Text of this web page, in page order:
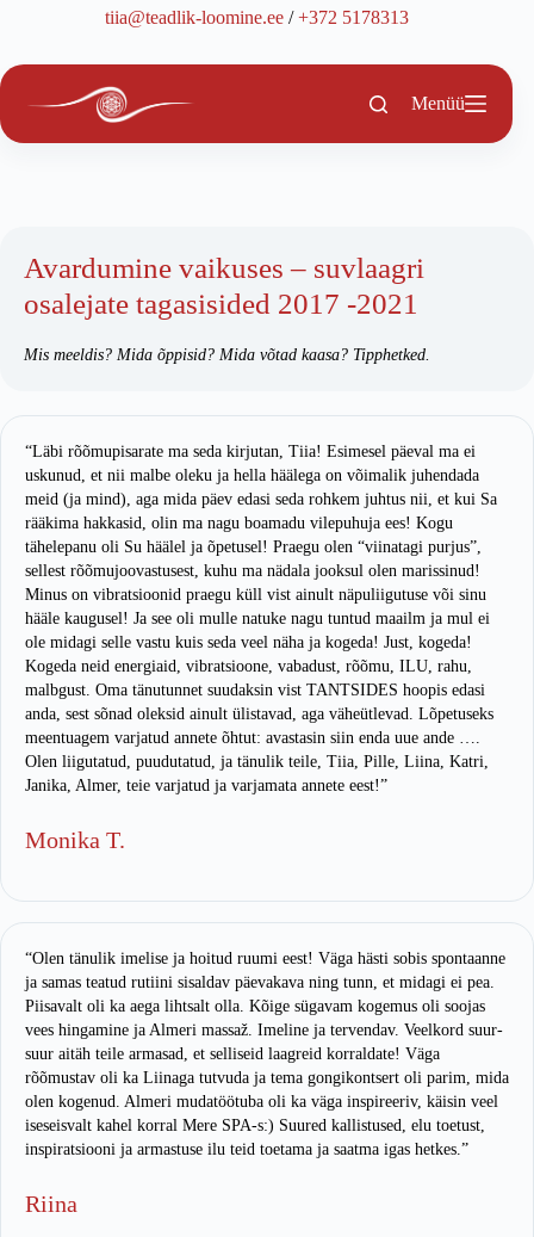
tiia@teadlik-loomine.ee/+372 5178313
Menüü
Avardumine vaikuses – suvlaagri
osalejate tagasisided 2017 -2021
Mis meeldis? Mida õppisid? Mida võtad kaasa? Tipphetked.
“Läbi rõõmupisarate ma seda kirjutan, Tiia! Esimesel päeval ma ei
uskunud, et nii malbe oleku ja hella häälega on võimalik juhendada
meid (ja mind), aga mida päev edasi seda rohkem juhtus nii, et kui Sa
rääkima hakkasid, olin ma nagu boamadu vilepuhuja ees! Kogu
tähelepanu oli Su häälel ja õpetusel! Praegu olen “viinatagi purjus”,
sellest rõõmujoovastusest, kuhu ma nädala jooksul olen marissinud!
Minus on vibratsioonid praegu küll vist ainult näpuliigutuse või sinu
hääle kaugusel! Ja see oli mulle natuke nagu tuntud maailm ja mul ei
ole midagi selle vastu kuis seda veel näha ja kogeda! Just, kogeda!
Kogeda neid energiaid, vibratsioone, vabadust, rõõmu, ILU, rahu,
malbgust. Oma tänutunnet suudaksin vist TANTSIDES hoopis edasi
anda, sest sõnad oleksid ainult ülistavad, aga väheütlevad. Lõpetuseks
meentuagem varjatud annete õhtut: avastasin siin enda uue ande ….
Olen liigutatud, puudutatud, ja tänulik teile, Tiia, Pille, Liina, Katri,
Janika, Almer, teie varjatud ja varjamata annete eest!”
Monika T.
“Olen tänulik imelise ja hoitud ruumi eest! Väga hästi sobis spontaanne
ja samas teatud rutiini sisaldav päevakava ning tunn, et midagi ei pea.
Piisavalt oli ka aega lihtsalt olla. Kõige sügavam kogemus oli soojas
vees hingamine ja Almeri massaž. Imeline ja tervendav. Veelkord suur-
suur aitäh teile armasad, et selliseid laagreid korraldate! Väga
rõõmustav oli ka Liinaga tutvuda ja tema gongikontsert oli parim, mida
olen kogenud. Almeri mudatöötuba oli ka väga inspireeriv, käisin veel
iseseisvalt kahel korral Mere SPA-s:) Suured kallistused, elu toetust,
inspiratsiooni ja armastuse ilu teid toetama ja saatma igas hetkes.”
Riina